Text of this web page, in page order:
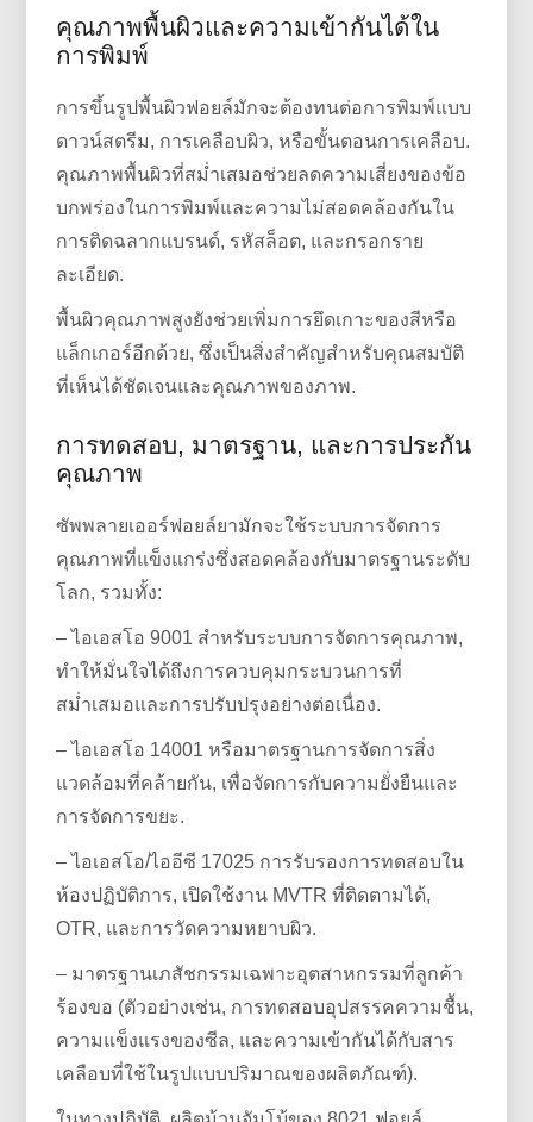
คุณภาพพื้นผิวและความเข้ากันได้ใน
การพิมพ์
การขึ้นรูปพื้นผิวฟอยล์มักจะต้องทนต่อการพิมพ์แบบ
ดาวน์สตรีม, การเคลือบผิว, หรือขั้นตอนการเคลือบ.
คุณภาพพื้นผิวที่สม่ำเสมอช่วยลดความเสี่ยงของข้อ
บกพร่องในการพิมพ์และความไม่สอดคล้องกันใน
การติดฉลากแบรนด์, รหัสล็อต, และกรอกราย
ละเอียด.
พื้นผิวคุณภาพสูงยังช่วยเพิ่มการยึดเกาะของสีหรือ
แล็กเกอร์อีกด้วย, ซึ่งเป็นสิ่งสำคัญสำหรับคุณสมบัติ
ที่เห็นได้ชัดเจนและคุณภาพของภาพ.
การทดสอบ, มาตรฐาน, และการประกัน
คุณภาพ
ซัพพลายเออร์ฟอยล์ยามักจะใช้ระบบการจัดการ
คุณภาพที่แข็งแกร่งซึ่งสอดคล้องกับมาตรฐานระดับ
โลก, รวมทั้ง:
– ไอเอสโอ 9001 สำหรับระบบการจัดการคุณภาพ,
ทำให้มั่นใจได้ถึงการควบคุมกระบวนการที่
สม่ำเสมอและการปรับปรุงอย่างต่อเนื่อง.
– ไอเอสโอ 14001 หรือมาตรฐานการจัดการสิ่ง
แวดล้อมที่คล้ายกัน, เพื่อจัดการกับความยั่งยืนและ
การจัดการขยะ.
– ไอเอสโอ/ไออีซี 17025 การรับรองการทดสอบใน
ห้องปฏิบัติการ, เปิดใช้งาน MVTR ที่ติดตามได้,
OTR, และการวัดความหยาบผิว.
– มาตรฐานเภสัชกรรมเฉพาะอุตสาหกรรมที่ลูกค้า
ร้องขอ (ตัวอย่างเช่น, การทดสอบอุปสรรคความชื้น,
ความแข็งแรงของซีล, และความเข้ากันได้กับสาร
เคลือบที่ใช้ในรูปแบบปริมาณของผลิตภัณฑ์).